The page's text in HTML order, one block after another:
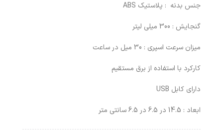
جنس بدنه : پلاستیک ABS
گنجایش : 300 میلی لیتر
میزان سرعت اسپری : 30 میل در ساعت
کارکرد با استفاده از برق مستقیم
دارای کابل USB
ابعاد : 14.5 در 6.5 در 6.5 سانتی متر